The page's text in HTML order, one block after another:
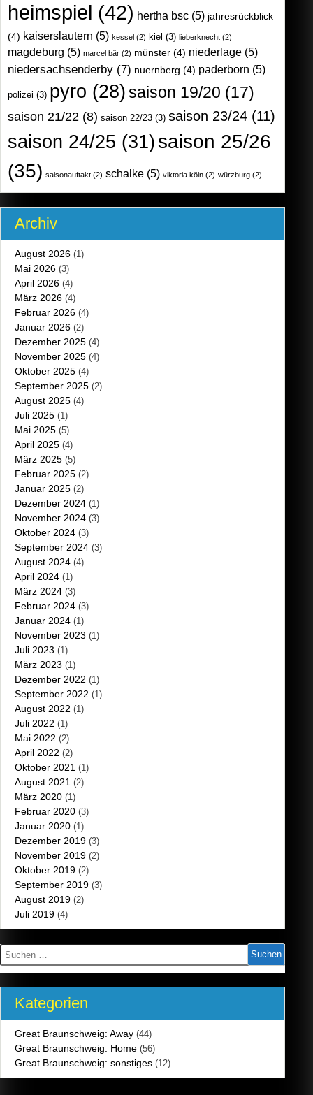
heimspiel (42) hertha bsc (5) jahresrückblick
(4) kaiserslautern (5) kessel (2) kiel (3) lieberknecht (2)
magdeburg (5) marcel bär (2) münster (4) niederlage (5)
niedersachsenderby (7) nuernberg (4) paderborn (5)
polizei (3) pyro (28)saison 19/20 (17)
saison 21/22 (8) saison 22/23 (3) saison 23/24 (11)
saison 24/25 (31)saison 25/26
(35) saisonauftakt (2) schalke (5) viktoria köln (2) würzburg (2)
Archiv
August 2026 (1)
Mai 2026 (3)
April 2026 (4)
März 2026 (4)
Februar 2026 (4)
Januar 2026 (2)
Dezember 2025 (4)
November 2025 (4)
Oktober 2025 (4)
September 2025 (2)
August 2025 (4)
Juli 2025 (1)
Mai 2025 (5)
April 2025 (4)
März 2025 (5)
Februar 2025 (2)
Januar 2025 (2)
Dezember 2024 (1)
November 2024 (3)
Oktober 2024 (3)
September 2024 (3)
August 2024 (4)
April 2024 (1)
März 2024 (3)
Februar 2024 (3)
Januar 2024 (1)
November 2023 (1)
Juli 2023 (1)
März 2023 (1)
Dezember 2022 (1)
September 2022 (1)
August 2022 (1)
Juli 2022 (1)
Mai 2022 (2)
April 2022 (2)
Oktober 2021 (1)
August 2021 (2)
März 2020 (1)
Februar 2020 (3)
Januar 2020 (1)
Dezember 2019 (3)
November 2019 (2)
Oktober 2019 (2)
September 2019 (3)
August 2019 (2)
Juli 2019 (4)
Suchen
nach:
Kategorien
Great Braunschweig: Away (44)
Great Braunschweig: Home (56)
Great Braunschweig: sonstiges (12)